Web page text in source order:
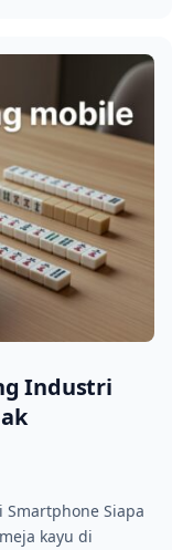
Industri
Siapa
kayu di